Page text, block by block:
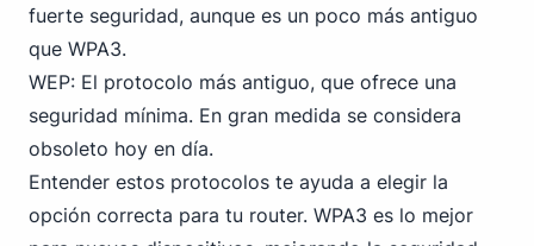
fuerte seguridad, aunque es un poco más antiguo
que WPA3.
WEP: El protocolo más antiguo, que ofrece una
seguridad mínima. En gran medida se considera
obsoleto hoy en día.
Entender estos protocolos te ayuda a elegir la
opción correcta para tu router. WPA3 es lo mejor